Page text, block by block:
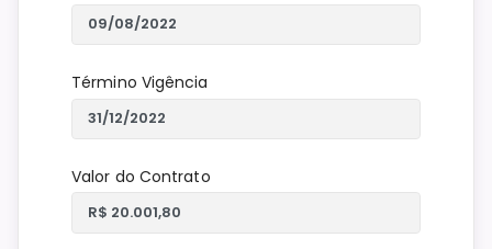
Término Vigência
Valor do Contrato